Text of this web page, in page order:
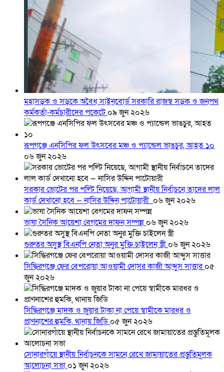
মহাসড়ক ও সড়কে অবৈধ সাইনবোর্ড সরকারি রাজস্ব সড়ক ও জনপথ
কর্মকর্তা-কর্মচারীদের পকেটে০৯ জুন ২০২৬
রূপগঞ্জে এনসিপির ফল উৎসবের মঞ্চ ও প্যান্ডেল ভাঙচুর, আহত ১০
০৬ জুন ২০২৬
সরকার ভোটের পর পল্টি নিয়েছে, আগামী স্থানীয় নির্বাচনে তাদের লাল
কার্ড দেখানো হবে — নাসির উদ্দিন পাটোয়ারী ০৬ জুন ২০২৬
ভাষা সৈনিক আয়েশা বেগমের দাফন সম্পন্ন ০৬ জুন ২০২৬
গুরুতর অসুস্থ বিএনপি নেতা অনুর মুক্তি চাইলেন স্ত্রী০৬ জুন ২০২৬
সিদ্ধিরগঞ্জে ফের বেপরোয়া আওয়ামী দোসর কাজী আব্দুস সাত্তার০৫
জুন ২০২৬
সিদ্ধিরগঞ্জে মাদক ও জুয়ার টাকা না পেয়ে স্বামীকে মারধর ও
প্রাণনাশের হুমকি, থানায় জিডি০৫ জুন ২০২৬
সোনারগাঁয়ে স্থানীয় নির্বাচনকে সামনে রেখে জামায়াতের প্রস্তুতিমূলক
আলোচনা সভা ০১ জুন ২০২৬